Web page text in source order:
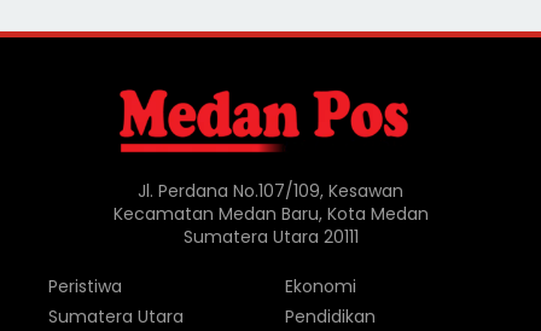
Jl. Perdana No.107/109, Kesawan
Kecamatan Medan Baru, Kota Medan
Sumatera Utara 20111
Peristiwa
Sumatera Utara
Ekonomi
Pendidikan